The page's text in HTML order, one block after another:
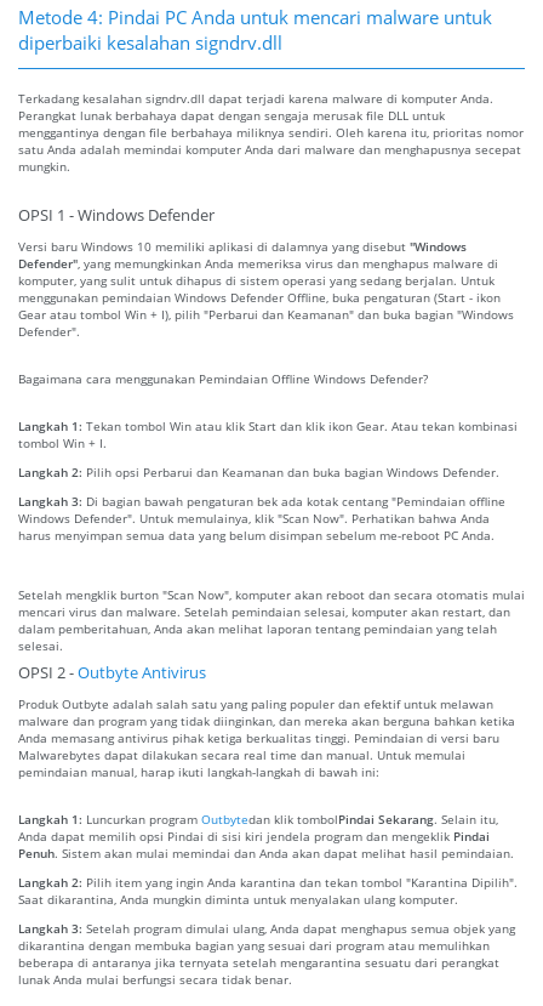
Metode 4: Pindai PC Anda untuk mencari malware untuk
diperbaiki kesalahan signdrv.dll
Terkadang kesalahan signdrv.dll dapat terjadi karena malware di komputer Anda.
Perangkat lunak berbahaya dapat dengan sengaja merusak file DLL untuk
menggantinya dengan file berbahaya miliknya sendiri. Oleh karena itu, prioritas nomor
satu Anda adalah memindai komputer Anda dari malware dan menghapusnya secepat
mungkin.
OPSI 1 - Windows Defender
Versi baru Windows 10 memiliki aplikasi di dalamnya yang disebut "Windows
Defender" , yang memungkinkan Anda memeriksa virus dan menghapus malware di
komputer, yang sulit untuk dihapus di sistem operasi yang sedang berjalan. Untuk
menggunakan pemindaian Windows Defender Offline, buka pengaturan (Start - ikon
Gear atau tombol Win + I), pilih "Perbarui dan Keamanan" dan buka bagian "Windows
Defender".
Bagaimana cara menggunakan Pemindaian Offline Windows Defender?
Langkah 1: Tekan tombol Win atau klik Start dan klik ikon Gear. Atau tekan kombinasi
tombol Win + I.
Langkah 2: Pilih opsi Perbarui dan Keamanan dan buka bagian Windows Defender.
Langkah 3: Di bagian bawah pengaturan bek ada kotak centang "Pemindaian offline
Windows Defender". Untuk memulainya, klik "Scan Now". Perhatikan bahwa Anda
harus menyimpan semua data yang belum disimpan sebelum me-reboot PC Anda.
Setelah mengklik burton "Scan Now", komputer akan reboot dan secara otomatis mulai
mencari virus dan malware. Setelah pemindaian selesai, komputer akan restart, dan
dalam pemberitahuan, Anda akan melihat laporan tentang pemindaian yang telah
selesai.
OPSI 2 -Outbyte Antivirus
Produk Outbyte adalah salah satu yang paling populer dan efektif untuk melawan
malware dan program yang tidak diinginkan, dan mereka akan berguna bahkan ketika
Anda memasang antivirus pihak ketiga berkualitas tinggi. Pemindaian di versi baru
Malwarebytes dapat dilakukan secara real time dan manual. Untuk memulai
pemindaian manual, harap ikuti langkah-langkah di bawah ini:
Langkah 1: Luncurkan program Outbytedan klik tombolPindai Sekarang. Selain itu,
Anda dapat memilih opsi Pindai di sisi kiri jendela program dan mengeklik Pindai
Penuh. Sistem akan mulai memindai dan Anda akan dapat melihat hasil pemindaian.
Langkah 2: Pilih item yang ingin Anda karantina dan tekan tombol "Karantina Dipilih".
Saat dikarantina, Anda mungkin diminta untuk menyalakan ulang komputer.
Langkah 3: Setelah program dimulai ulang, Anda dapat menghapus semua objek yang
dikarantina dengan membuka bagian yang sesuai dari program atau memulihkan
beberapa di antaranya jika ternyata setelah mengarantina sesuatu dari perangkat
lunak Anda mulai berfungsi secara tidak benar.